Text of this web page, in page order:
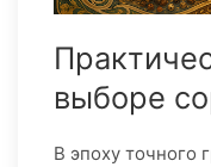
выборе
В эпоху точного